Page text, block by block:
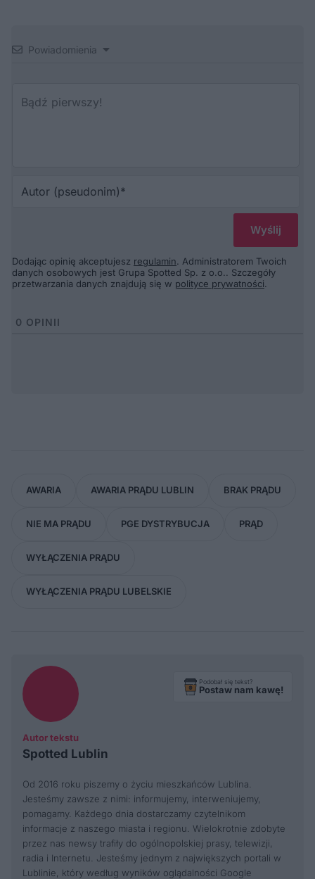
Powiadomienia
Dodając opinię akceptujesz regulamin. Administratorem Twoich
danych osobowych jest Grupa Spotted Sp. z o.o.. Szczegóły
przetwarzania danych znajdują się w polityce prywatności.
0 OPINII
AWARIA AWARIA PRĄDU LUBLIN BRAK PRĄDU
NIE MA PRĄDU PGE DYSTRYBUCJA PRĄD
WYŁĄCZENIA PRĄDU
WYŁĄCZENIA PRĄDU LUBELSKIE
Autor tekstu
Spotted Lublin
Podobał się tekst?
Postaw nam kawę!
Od 2016 roku piszemy o życiu mieszkańców Lublina.
Jesteśmy zawsze z nimi: informujemy, interweniujemy,
pomagamy. Każdego dnia dostarczamy czytelnikom
informacje z naszego miasta i regionu. Wielokrotnie zdobyte
przez nas newsy trafiły do ogólnopolskiej prasy, telewizji,
radia i Internetu. Jesteśmy jednym z największych portali w
Lublinie, który według wyników oglądalności Google